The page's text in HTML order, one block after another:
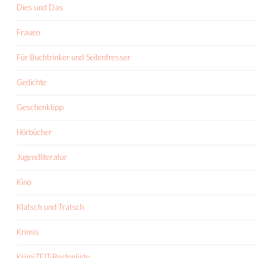
Dies und Das
Frauen
Für Buchtrinker und Seitenfresser
Gedichte
Geschenktipp
Hörbücher
Jugendliteratur
Kino
Klatsch und Tratsch
Krimis